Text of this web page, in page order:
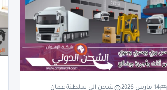
14 مارس 2026 شحن الي سلطنة عمان